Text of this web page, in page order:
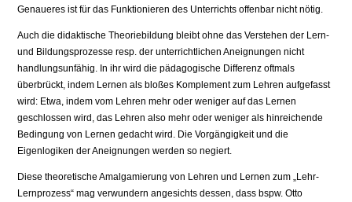
Genaueres ist für das Funk­tionieren des Unterrichts offenbar nicht nötig.
Auch die didaktische Theoriebildung bleibt ohne das Verstehen der Lern-
und Bildungsprozesse resp. der unterrichtlichen Aneignungen nicht
handlungs­unfähig. In ihr wird die pädagogische Differenz oftmals
überbrückt, indem Lernen als bloßes Komplement zum Lehren aufgefasst
wird: Etwa, indem vom Lehren mehr oder weniger auf das Lernen
geschlossen wird, das Lehren also mehr oder weniger als hinreichende
Bedingung von Lernen gedacht wird. Die Vorgängigkeit und die
Eigenlogiken der Aneignungen werden so negiert.
Diese theoretische Amalgamierung von Lehren und Lernen zum „Lehr-
Lernprozess“ mag verwundern angesichts dessen, dass bspw. Otto